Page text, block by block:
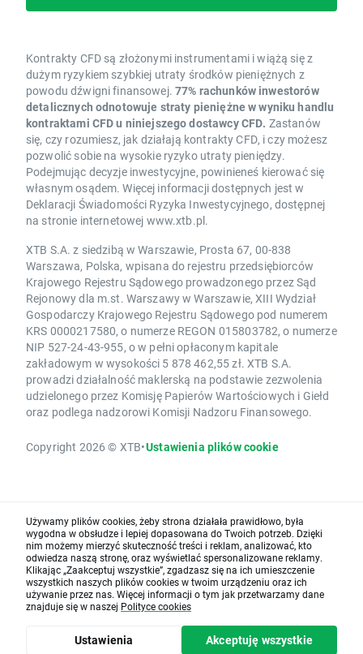
Kontrakty CFD są złożonymi instrumentami i wiążą się z
dużym ryzykiem szybkiej utraty środków pieniężnych z
powodu dźwigni finansowej. 77% rachunków inwestorów
detalicznych odnotowuje straty pieniężne w wyniku handlu
kontraktami CFD u niniejszego dostawcy CFD. Zastanów
się, czy rozumiesz, jak działają kontrakty CFD, i czy możesz
pozwolić sobie na wysokie ryzyko utraty pieniędzy.
Podejmując decyzje inwestycyjne, powinieneś kierować się
własnym osądem. Więcej informacji dostępnych jest w
Deklaracji Świadomości Ryzyka Inwestycyjnego, dostępnej
na stronie internetowej www.xtb.pl.
XTB S.A. z siedzibą w Warszawie, Prosta 67, 00-838
Warszawa, Polska, wpisana do rejestru przedsiębiorców
Krajowego Rejestru Sądowego prowadzonego przez Sąd
Rejonowy dla m.st. Warszawy w Warszawie, XIII Wydział
Gospodarczy Krajowego Rejestru Sądowego pod numerem
KRS 0000217580, o numerze REGON 015803782, o numerze
NIP 527-24-43-955, o w pełni opłaconym kapitale
zakładowym w wysokości 5 878 462,55 zł. XTB S.A.
prowadzi działalność maklerską na podstawie zezwolenia
udzielonego przez Komisję Papierów Wartościowych i Giełd
oraz podlega nadzorowi Komisji Nadzoru Finansowego.
Copyright 2026 © XTB•Ustawienia plików cookie
Używamy plików cookies, żeby strona działała prawidłowo, była
wygodna w obsłudze i lepiej dopasowana do Twoich potrzeb. Dzięki
nim możemy mierzyć skuteczność treści i reklam, analizować, kto
odwiedza naszą stronę, oraz wyświetlać spersonalizowane reklamy.
Klikając „Zaakceptuj wszystkie”, zgadzasz się na ich umieszczenie
wszystkich naszych plików cookies w twoim urządzeniu oraz ich
używanie przez nas. Więcej informacji o tym jak przetwarzamy dane
znajduje się w naszej Polityce cookies
Ustawienia Akceptuję wszystkie